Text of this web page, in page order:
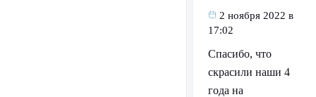
2 ноября 2022 в
17:02
Спасибо, что
скрасили наши 4
года на